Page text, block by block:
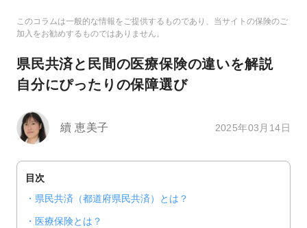
このコラムは一般的な情報をご提供するものであり、当サイトの保険のご
加入をお勧めするものではありません。
県民共済と民間の医療保険の違いを解説
自分にぴったりの保障選び
續 恵美子 2025年03月14日
目次
県民共済（都道府県民共済）とは？
医療保険とは？